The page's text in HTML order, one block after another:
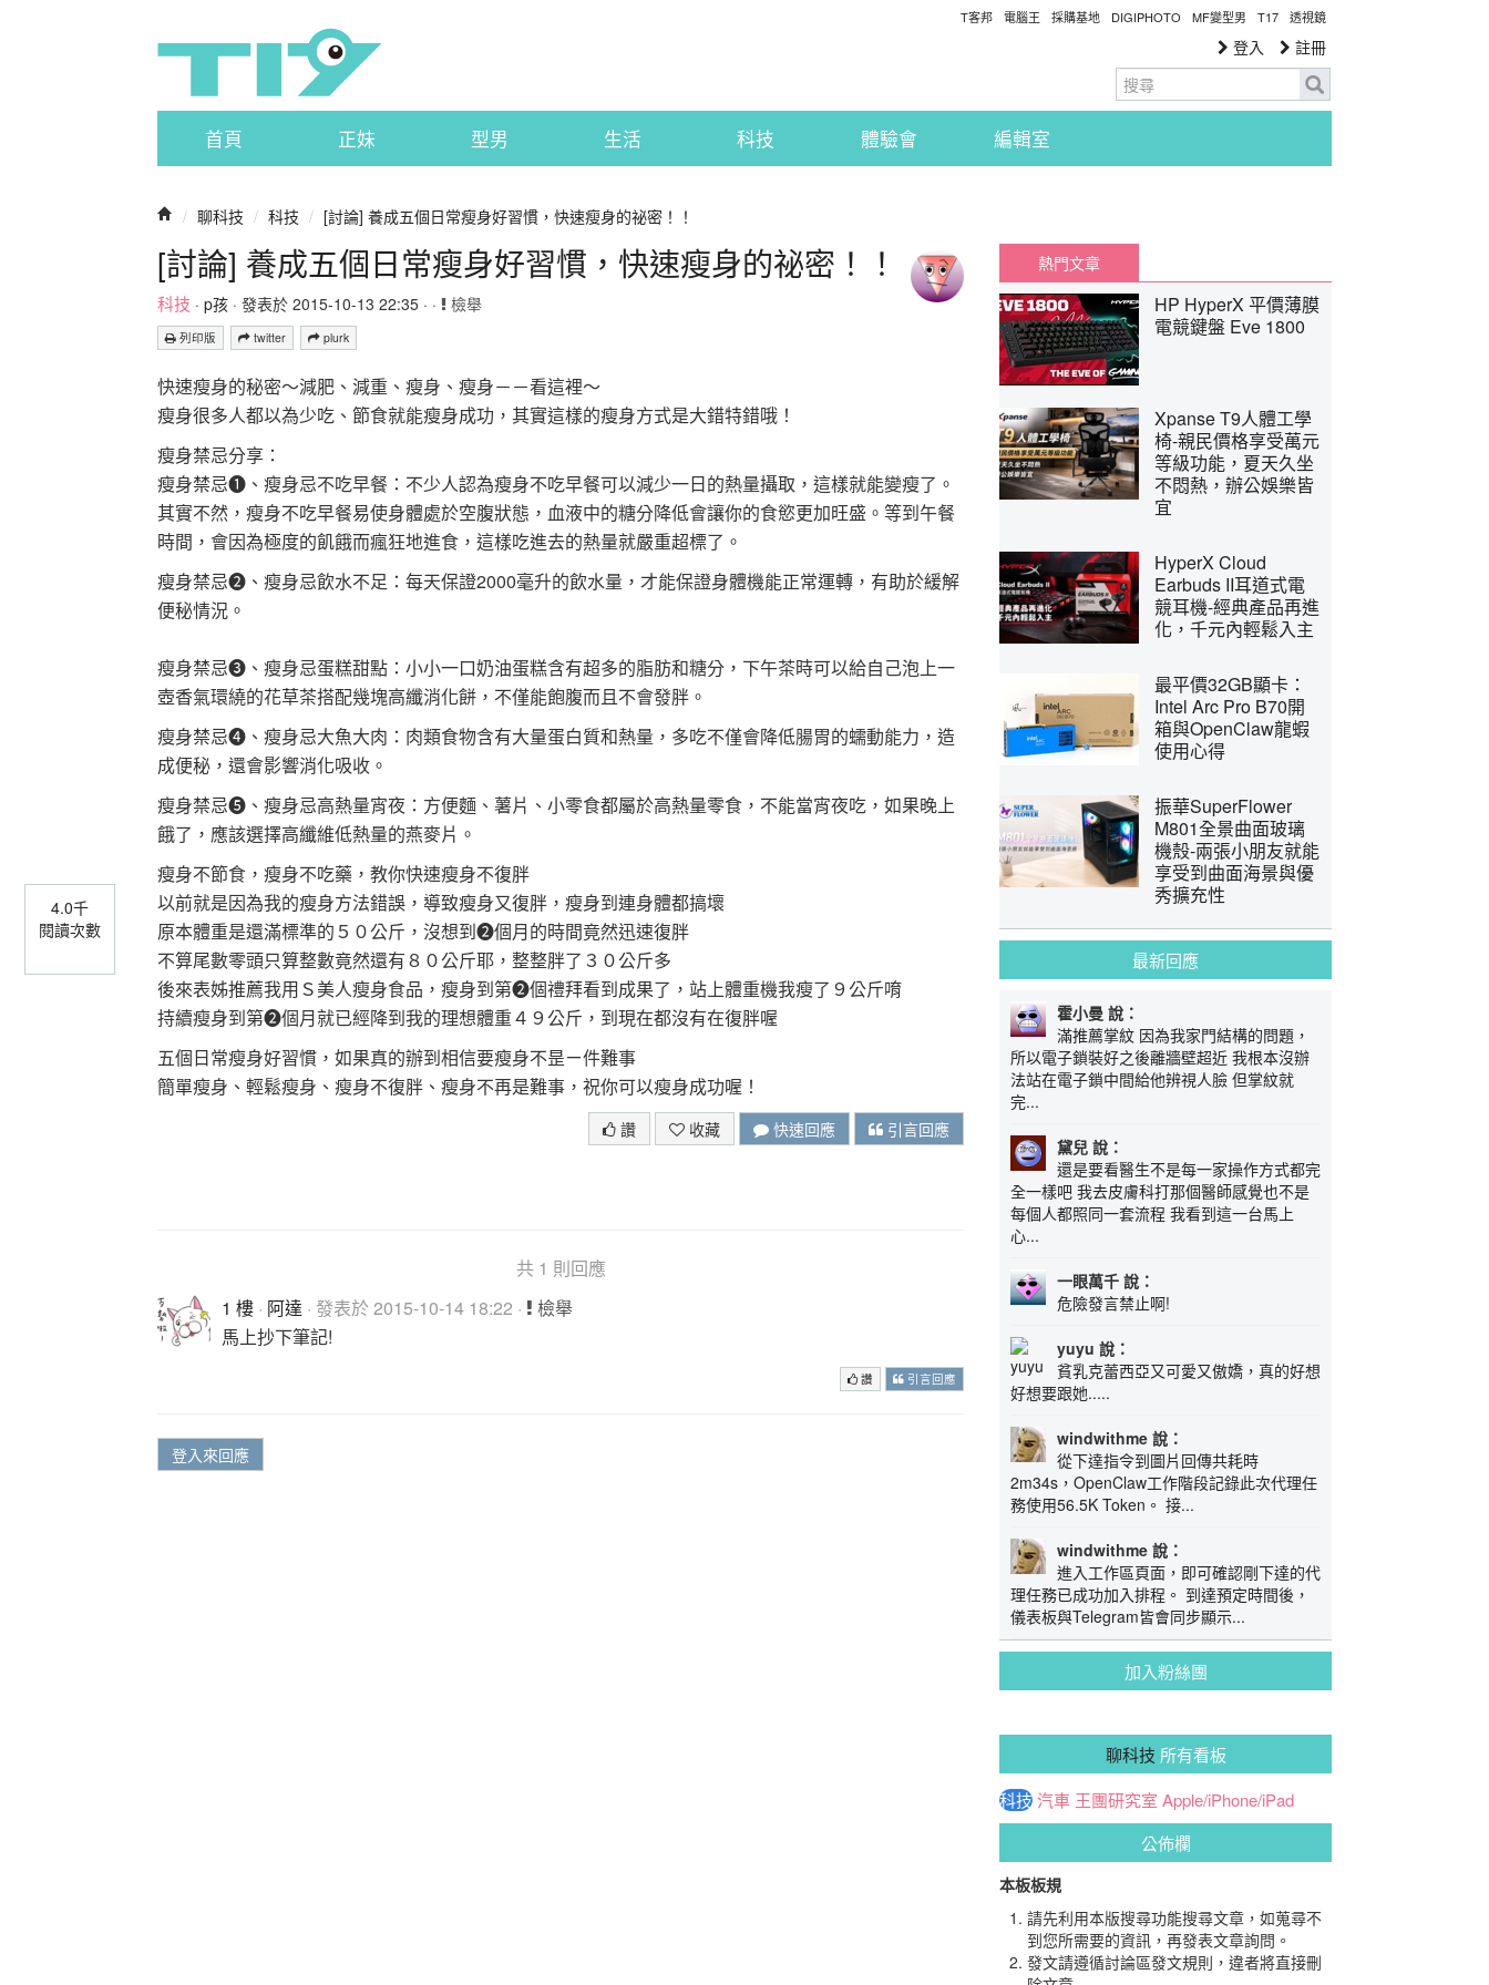
T客邦 電腦王 採購基地 DIGIPHOTO MF變型男 T17 透視鏡
登入 註冊
首頁 正妹 型男 生活 科技 體驗會 編輯室
/ 聊科技 / 科技 / [討論] 養成五個日常瘦身好習慣，快速瘦身的祕密！！
[討論] 養成五個日常瘦身好習慣，快速瘦身的祕密！！
科技 · p孩 · 發表於 2015-10-13 22:35 · · 檢舉
列印版 twitter plurk
4.0千
閱讀次數
快速瘦身的秘密～減肥、減重、瘦身、瘦身－－看這裡～
瘦身很多人都以為少吃、節食就能瘦身成功，其實這樣的瘦身方式是大錯特錯哦！
瘦身禁忌分享：
瘦身禁忌❶、瘦身忌不吃早餐：不少人認為瘦身不吃早餐可以減少一日的熱量攝取，這樣就能變瘦了。
其實不然，瘦身不吃早餐易使身體處於空腹狀態，血液中的糖分降低會讓你的食慾更加旺盛。等到午餐
時間，會因為極度的飢餓而瘋狂地進食，這樣吃進去的熱量就嚴重超標了。
瘦身禁忌❷、瘦身忌飲水不足：每天保證2000毫升的飲水量，才能保證身體機能正常運轉，有助於緩解
便秘情況。
瘦身禁忌❸、瘦身忌蛋糕甜點：小小一口奶油蛋糕含有超多的脂肪和糖分，下午茶時可以給自己泡上一
壺香氣環繞的花草茶搭配幾塊高纖消化餅，不僅能飽腹而且不會發胖。
瘦身禁忌❹、瘦身忌大魚大肉：肉類食物含有大量蛋白質和熱量，多吃不僅會降低腸胃的蠕動能力，造
成便秘，還會影響消化吸收。
瘦身禁忌❺、瘦身忌高熱量宵夜：方便麵、薯片、小零食都屬於高熱量零食，不能當宵夜吃，如果晚上
餓了，應該選擇高纖維低熱量的燕麥片。
瘦身不節食，瘦身不吃藥，教你快速瘦身不復胖
以前就是因為我的瘦身方法錯誤，導致瘦身又復胖，瘦身到連身體都搞壞
原本體重是還滿標準的５０公斤，沒想到❷個月的時間竟然迅速復胖
不算尾數零頭只算整數竟然還有８０公斤耶，整整胖了３０公斤多
後來表姊推薦我用Ｓ美人瘦身食品，瘦身到第❷個禮拜看到成果了，站上體重機我瘦了９公斤唷
持續瘦身到第❷個月就已經降到我的理想體重４９公斤，到現在都沒有在復胖喔
五個日常瘦身好習慣，如果真的辦到相信要瘦身不昰ㄧ件難事
簡單瘦身、輕鬆瘦身、瘦身不復胖、瘦身不再是難事，祝你可以瘦身成功喔！
讚 收藏 快速回應 引言回應
共 1 則回應
1 樓 · 阿達 · 發表於 2015-10-14 18:22 ·
檢舉
馬上抄下筆記!
讚 引言回應
登入來回應
熱門文章
HP HyperX 平價薄膜
電競鍵盤 Eve 1800
Xpanse T9人體工學
椅-親民價格享受萬元
等級功能，夏天久坐
不悶熱，辦公娛樂皆
宜
HyperX Cloud
Earbuds II耳道式電
競耳機-經典產品再進
化，千元內輕鬆入主
最平價32GB顯卡：
Intel Arc Pro B70開
箱與OpenClaw龍蝦
使用心得
振華SuperFlower
M801全景曲面玻璃
機殼-兩張小朋友就能
享受到曲面海景與優
秀擴充性
最新回應
霍小曼 說：
滿推薦掌紋 因為我家門結構的問題，
所以電子鎖裝好之後離牆壁超近 我根本沒辦
法站在電子鎖中間給他辨視人臉 但掌紋就
完...
黛兒 說：
還是要看醫生不是每一家操作方式都完
全一樣吧 我去皮膚科打那個醫師感覺也不是
每個人都照同一套流程 我看到這一台馬上
心...
一眼萬千 說：
危險發言禁止啊!
yuyu 說：
貧乳克蕾西亞又可愛又傲嬌，真的好想
好想要跟她.....
windwithme 說：
從下達指令到圖片回傳共耗時
2m34s，OpenClaw工作階段記錄此次代理任
務使用56.5K Token。 接...
windwithme 說：
進入工作區頁面，即可確認剛下達的代
理任務已成功加入排程。 到達預定時間後，
儀表板與Telegram皆會同步顯示...
加入粉絲團
聊科技 所有看板
科技汽車 王團研究室 Apple/iPhone/iPad
公佈欄
本板板規
請先利用本版搜尋功能搜尋文章，如蒐尋不
到您所需要的資訊，再發表文章詢問。
發文請遵循討論區發文規則，違者將直接刪